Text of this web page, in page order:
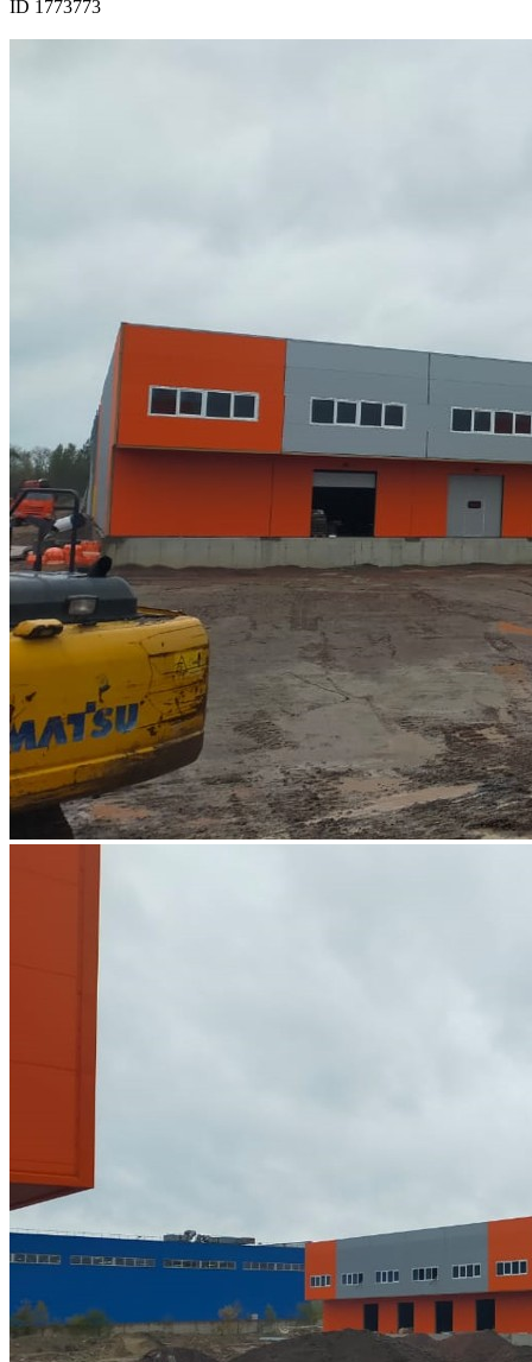
ID 1773773